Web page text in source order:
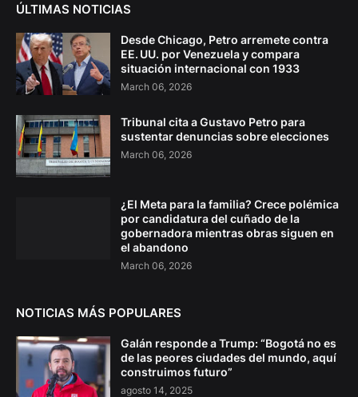
ÚLTIMAS NOTICIAS
Desde Chicago, Petro arremete contra
EE. UU. por Venezuela y compara
situación internacional con 1933
March 06, 2026
Tribunal cita a Gustavo Petro para
sustentar denuncias sobre elecciones
March 06, 2026
¿El Meta para la familia? Crece polémica
por candidatura del cuñado de la
gobernadora mientras obras siguen en
el abandono
March 06, 2026
NOTICIAS MÁS POPULARES
Galán responde a Trump: “Bogotá no es
de las peores ciudades del mundo, aquí
construimos futuro”
agosto 14, 2025